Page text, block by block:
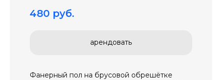
480 руб.
арендовать
Фанерный пол на брусовой обрешётке